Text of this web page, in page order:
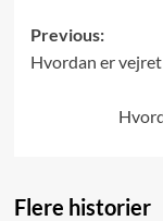
Post
Previous:
Hvordan er vejret
Flere historier